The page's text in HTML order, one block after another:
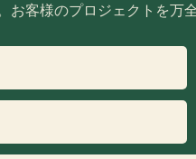
お客様のプロジェクトを万